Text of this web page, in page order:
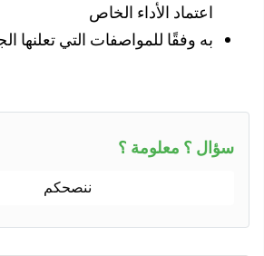
اعتماد الأداء الخاص
به وفقًا للمواصفات التي تعلنها الجهة
؟ معلومة ؟
ننصحكم